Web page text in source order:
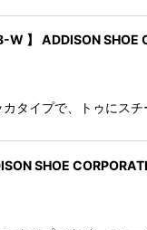
】 ADDISON SHOE
タイプで、トゥにス
SHOE